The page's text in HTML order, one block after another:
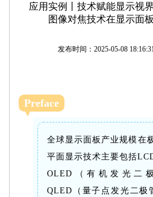
应用实例丨技术赋能显示视
图像对焦技术在显示面
发布时间：2025-05-08 18:16:31
Preface
全球显示面板产业规模在
平面显示技术主要包括
OLED（有机发光二
QLED（量子点发光二